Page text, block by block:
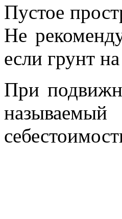
Пустое
Не
если грунт
При